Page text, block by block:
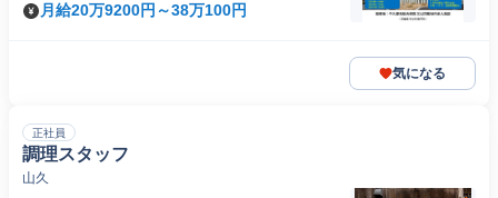
月給20万9200円～38万100円
気になる
正社員
調理スタッフ
山久